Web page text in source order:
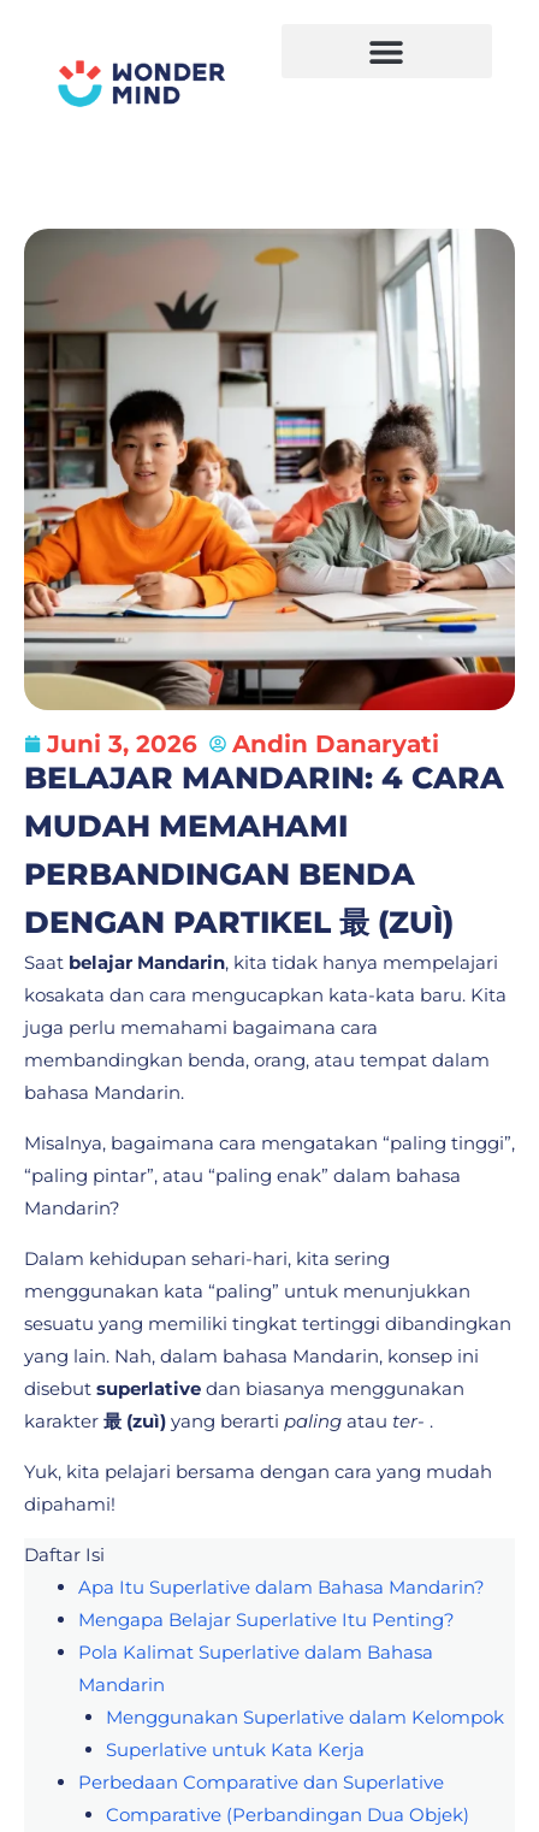
Juni 3, 2026 Andin Danaryati
BELAJAR MANDARIN: 4 CARA
MUDAH MEMAHAMI
PERBANDINGAN BENDA
DENGAN PARTIKEL 最 (ZUÌ)
Saat belajar Mandarin, kita tidak hanya mempelajari
kosakata dan cara mengucapkan kata-kata baru. Kita
juga perlu memahami bagaimana cara
membandingkan benda, orang, atau tempat dalam
bahasa Mandarin.
Misalnya, bagaimana cara mengatakan “paling tinggi”,
“paling pintar”, atau “paling enak” dalam bahasa
Mandarin?
Dalam kehidupan sehari-hari, kita sering
menggunakan kata “paling” untuk menunjukkan
sesuatu yang memiliki tingkat tertinggi dibandingkan
yang lain. Nah, dalam bahasa Mandarin, konsep ini
disebut superlative dan biasanya menggunakan
karakter 最 (zuì) yang berarti paling atau ter- .
Yuk, kita pelajari bersama dengan cara yang mudah
dipahami!
Daftar Isi
Apa Itu Superlative dalam Bahasa Mandarin?
Mengapa Belajar Superlative Itu Penting?
Pola Kalimat Superlative dalam Bahasa
Mandarin
Menggunakan Superlative dalam Kelompok
Superlative untuk Kata Kerja
Perbedaan Comparative dan Superlative
Comparative (Perbandingan Dua Objek)